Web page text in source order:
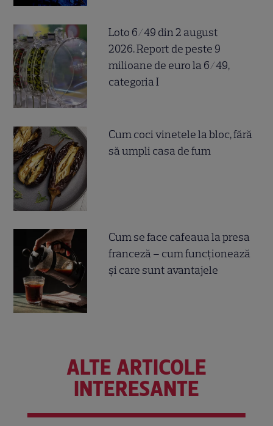
Loto 6/49 din 2 august
2026. Report de peste 9
milioane de euro la 6/49,
categoria I
Cum coci vinetele la bloc, fără
să umpli casa de fum
Cum se face cafeaua la presa
franceză – cum funcționează
și care sunt avantajele
ALTE ARTICOLE
INTERESANTE